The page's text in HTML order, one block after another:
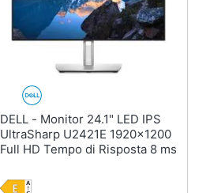
DELL - Monitor 24.1" LED IPS
UltraSharp U2421E 1920x1200
Full HD Tempo di Risposta 8 ms